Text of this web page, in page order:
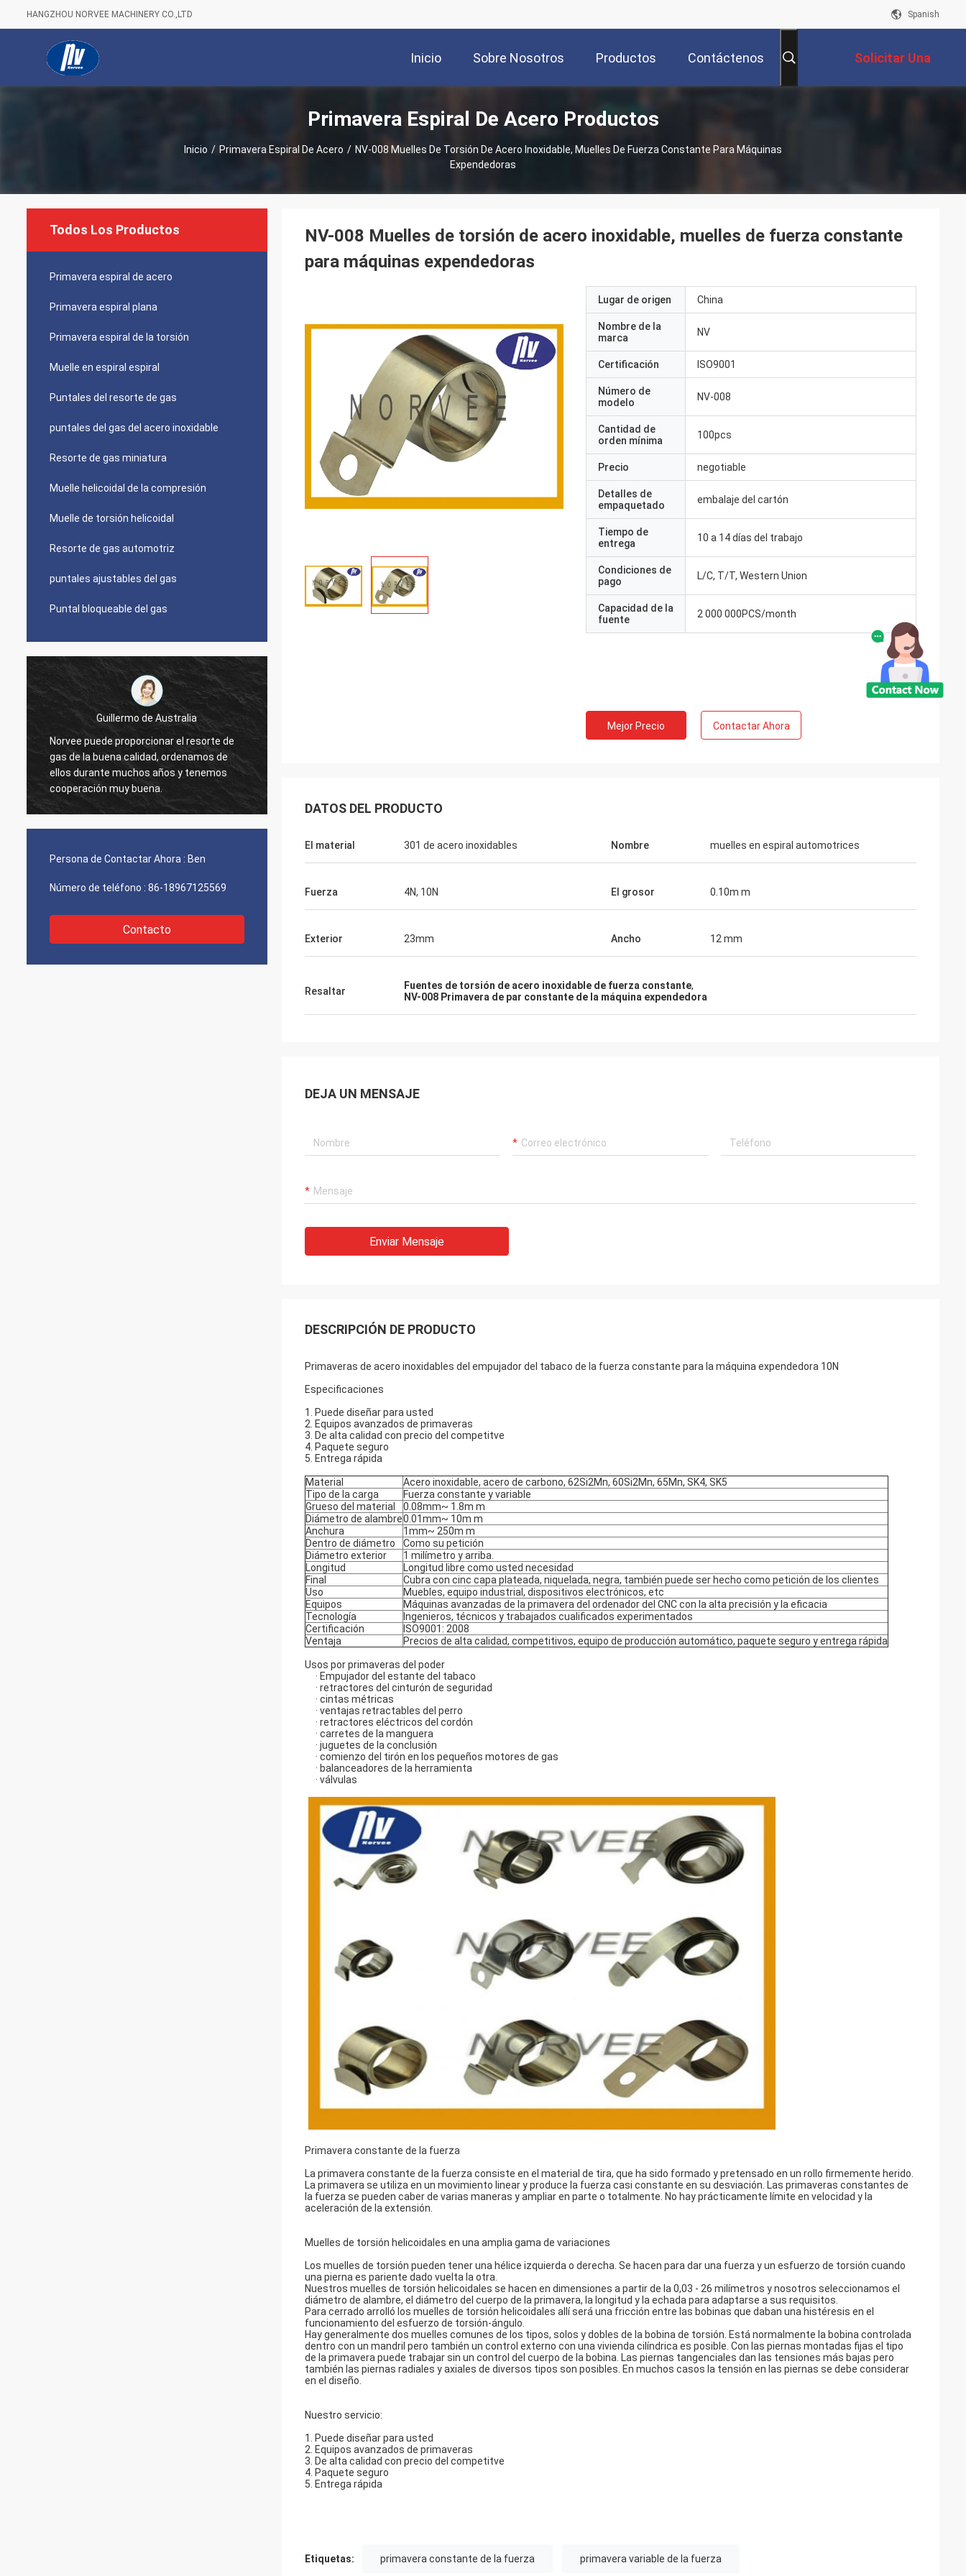
HANGZHOU NORVEE MACHINERY CO.,LTD Spanish
Inicio Sobre Nosotros Productos Contáctenos Solicitar Una
Cotización
Primavera Espiral De Acero Productos
Inicio / Primavera Espiral De Acero / NV-008 Muelles De Torsión De Acero Inoxidable, Muelles De Fuerza Constante Para Máquinas
Expendedoras
Todos Los Productos
Primavera espiral de acero
Primavera espiral plana
Primavera espiral de la torsión
Muelle en espiral espiral
Puntales del resorte de gas
puntales del gas del acero inoxidable
Resorte de gas miniatura
Muelle helicoidal de la compresión
Muelle de torsión helicoidal
Resorte de gas automotriz
puntales ajustables del gas
Puntal bloqueable del gas
Guillermo de Australia
Norvee puede proporcionar el resorte de
gas de la buena calidad, ordenamos de
ellos durante muchos años y tenemos
cooperación muy buena.
ahora.
cooperamos con Norvee más de 10 años,
Persona de Contactar Ahora : Ben
Número de teléfono : 86-18967125569
Contacto
NV-008 Muelles de torsión de acero inoxidable, muelles de fuerza constante
para máquinas expendedoras
Lugar de origen China
Nombre de la
marca
NV
Certificación ISO9001
Número de
modelo
NV-008
Cantidad de
orden mínima
100pcs
Precio negotiable
Detalles de
empaquetado
embalaje del cartón
Tiempo de
entrega
10 a 14 días del trabajo
Condiciones de
pago
L/C, T/T, Western Union
Capacidad de la
fuente
2 000 000PCS/month
Mejor Precio Contactar Ahora
DATOS DEL PRODUCTO
El material 301 de acero inoxidables Nombre muelles en espiral automotrices
Fuerza 4N, 10N El grosor 0.10m m
Exterior 23mm Ancho 12 mm
Resaltar Fuentes de torsión de acero inoxidable de fuerza constante,
NV-008 Primavera de par constante de la máquina expendedora
DEJA UN MENSAJE
Enviar Mensaje
DESCRIPCIÓN DE PRODUCTO
Primaveras de acero inoxidables del empujador del tabaco de la fuerza constante para la máquina expendedora 10N
Especificaciones
1. Puede diseñar para usted
2. Equipos avanzados de primaveras
3. De alta calidad con precio del competitve
4. Paquete seguro
5. Entrega rápida
Material
Acero inoxidable, acero de carbono, 62Si2Mn, 60Si2Mn, 65Mn, SK4, SK5
Tipo de la carga
Fuerza constante y variable
Grueso del material
0.08mm~ 1.8m m
Diámetro de alambre0.01mm~ 10m m
Anchura
1mm~ 250m m
Dentro de diámetro
Como su petición
Diámetro exterior
1 milímetro y arriba.
Longitud
Longitud libre como usted necesidad
Final
Cubra con cinc capa plateada, niquelada, negra, también puede ser hecho como petición de los clientes
Uso
Muebles, equipo industrial, dispositivos electrónicos, etc
Equipos
Máquinas avanzadas de la primavera del ordenador del CNC con la alta precisión y la eficacia
Tecnología
Ingenieros, técnicos y trabajados cualificados experimentados
Certificación
ISO9001: 2008
Ventaja
Precios de alta calidad, competitivos, equipo de producción automático, paquete seguro y entrega rápida
Usos por primaveras del poder
· Empujador del estante del tabaco
· retractores del cinturón de seguridad
· cintas métricas
· ventajas retractables del perro
· retractores eléctricos del cordón
· carretes de la manguera
· juguetes de la conclusión
· comienzo del tirón en los pequeños motores de gas
· balanceadores de la herramienta
· válvulas
Primavera constante de la fuerza
La primavera constante de la fuerza consiste en el material de tira, que ha sido formado y pretensado en un rollo firmemente herido.
La primavera se utiliza en un movimiento linear y produce la fuerza casi constante en su desviación. Las primaveras constantes de
la fuerza se pueden caber de varias maneras y ampliar en parte o totalmente. No hay prácticamente límite en velocidad y la
aceleración de la extensión.
Muelles de torsión helicoidales en una amplia gama de variaciones
Los muelles de torsión pueden tener una hélice izquierda o derecha. Se hacen para dar una fuerza y un esfuerzo de torsión cuando
una pierna es pariente dado vuelta la otra.
Nuestros muelles de torsión helicoidales se hacen en dimensiones a partir de la 0,03 - 26 milímetros y nosotros seleccionamos el
diámetro de alambre, el diámetro del cuerpo de la primavera, la longitud y la echada para adaptarse a sus requisitos.
Para cerrado arrolló los muelles de torsión helicoidales allí será una fricción entre las bobinas que daban una histéresis en el
funcionamiento del esfuerzo de torsión-ángulo.
Hay generalmente dos muelles comunes de los tipos, solos y dobles de la bobina de torsión. Está normalmente la bobina controlada
dentro con un mandril pero también un control externo con una vivienda cilíndrica es posible. Con las piernas montadas fijas el tipo
de la primavera puede trabajar sin un control del cuerpo de la bobina. Las piernas tangenciales dan las tensiones más bajas pero
también las piernas radiales y axiales de diversos tipos son posibles. En muchos casos la tensión en las piernas se debe considerar
en el diseño.
Nuestro servicio:
1. Puede diseñar para usted
2. Equipos avanzados de primaveras
3. De alta calidad con precio del competitve
4. Paquete seguro
5. Entrega rápida
Etiquetas: primavera constante de la fuerza primavera variable de la fuerza